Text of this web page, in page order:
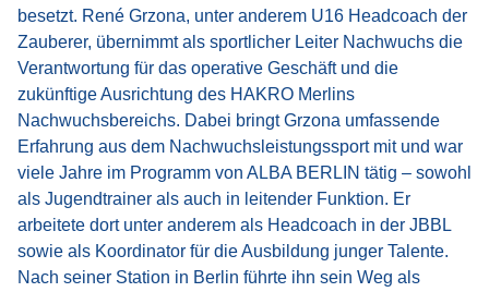
besetzt. René Grzona, unter anderem U16 Headcoach der
Zauberer, übernimmt als sportlicher Leiter Nachwuchs die
Verantwortung für das operative Geschäft und die
zukünftige Ausrichtung des HAKRO Merlins
Nachwuchsbereichs. Dabei bringt Grzona umfassende
Erfahrung aus dem Nachwuchsleistungssport mit und war
viele Jahre im Programm von ALBA BERLIN tätig – sowohl
als Jugendtrainer als auch in leitender Funktion. Er
arbeitete dort unter anderem als Headcoach in der JBBL
sowie als Koordinator für die Ausbildung junger Talente.
Nach seiner Station in Berlin führte ihn sein Weg als